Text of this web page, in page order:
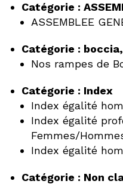
Catégorie :
ASSEMBLEE
Catégorie : boccia,
Nos rampes de
Catégorie : Index
Index égalité
Index égalité
Femmes/
Index égalité
Catégorie : Non